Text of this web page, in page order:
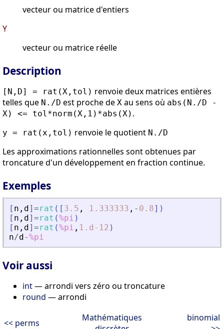
vecteur ou matrice d'entiers
Y
vecteur ou matrice réelle
Description
[N,D] = rat(X,tol) renvoie deux matrices entières
telles que N./D est proche de X au sens où abs(N./D -
X) <= tol*norm(X,1)*abs(X) .
y = rat(x,tol) renvoie le quotient N./D
Les approximations rationnelles sont obtenues par
troncature d'un développement en fraction continue.
Exemples
[ n , d] =rat ( [ 3.5 , 1.333333 , - 0.8] )
[ n , d] =rat (%pi )
[ n , d] =rat (%pi , 1.d-12 )
n/d-%pi
Voir aussi
int— arrondi vers zéro ou troncature
round — arrondi
<< perms
Mathématiques
binomial